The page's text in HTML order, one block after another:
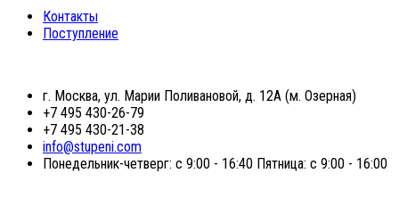
Контакты
Поступление
г. Москва, ул. Марии Поливановой, д. 12А (м. Озерная)
+7 495 430-26-79
+7 495 430-21-38
info@stupeni.com
Понедельник-четверг: с 9:00 - 16:40 Пятница: с 9:00 - 16:00